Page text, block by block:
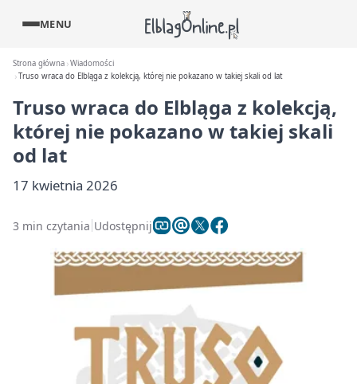
MENU
Strona główna Wiadomości
Truso wraca do Elbląga z kolekcją, której nie pokazano w takiej skali od lat
Truso wraca do Elbląga z kolekcją,
której nie pokazano w takiej skali
od lat
17 kwietnia 2026
3 min czytania Udostępnij